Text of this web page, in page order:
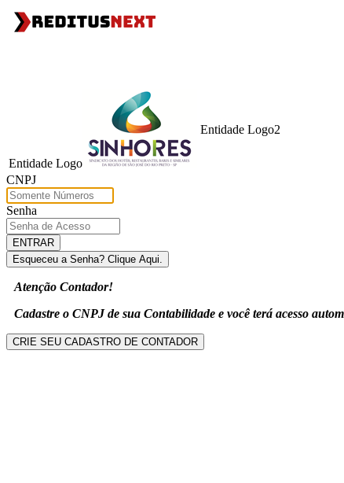
Entidade Logo
Entidade Logo2
CNPJ
Senha
Atenção Contador!
Cadastre o CNPJ de sua Contabilidade e você terá acesso